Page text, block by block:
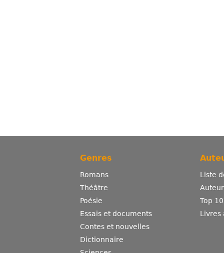
Genres
Romans
Théâtre
Poésie
Essais et documents
Contes et nouvelles
Dictionnaire
Liste
Top
Livres